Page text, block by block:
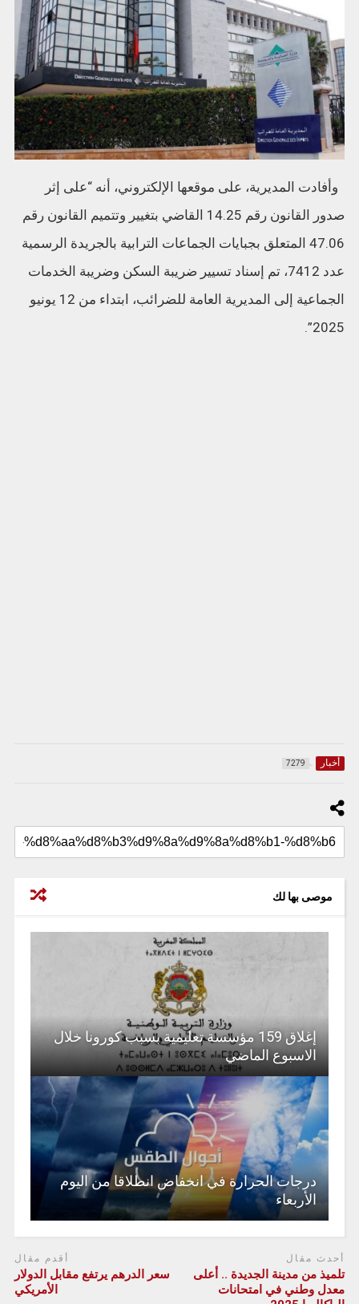
وأفادت المديرية، على موقعها الإلكتروني، أنه “على إثر
صدور القانون رقم 14.25 القاضي بتغيير وتتميم القانون رقم
47.06 المتعلق بجبايات الجماعات الترابية بالجريدة الرسمية
عدد 7412، تم إسناد تسيير ضريبة السكن وضريبة الخدمات
الجماعية إلى المديرية العامة للضرائب، ابتداء من 12 يونيو
2025”.
أخبار 7279
موصى بها لك
إغلاق 159 مؤسسة تعليمية بسبب كورونا خلال
الاسبوع الماضي
درجات الحرارة في انخفاض انطلاقا من اليوم
الأربعاء
أحدث مقال
تلميذ من مدينة الجديدة .. أعلى
معدل وطني في امتحانات
أقدم مقال
سعر الدرهم يرتفع مقابل الدولار
الأمريكي